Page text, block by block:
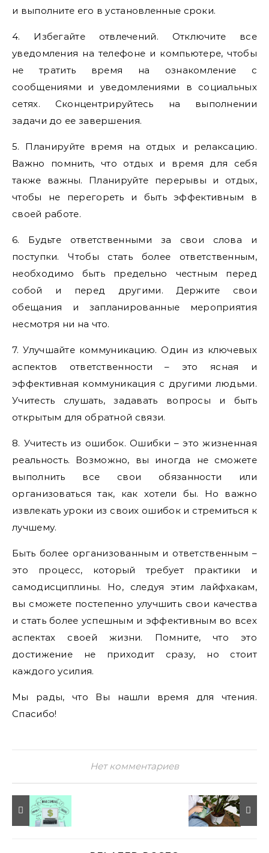
и выполните его в установленные сроки.
4. Избегайте отвлечений. Отключите все
уведомления на телефоне и компьютере, чтобы
не тратить время на ознакомление с
сообщениями и уведомлениями в социальных
сетях. Сконцентрируйтесь на выполнении
задачи до ее завершения.
5. Планируйте время на отдых и релаксацию.
Важно помнить, что отдых и время для себя
также важны. Планируйте перерывы и отдых,
чтобы не перегореть и быть эффективным в
своей работе.
6. Будьте ответственными за свои слова и
поступки. Чтобы стать более ответственным,
необходимо быть предельно честным перед
собой и перед другими. Держите свои
обещания и запланированные мероприятия
несмотря ни на что.
7. Улучшайте коммуникацию. Один из ключевых
аспектов ответственности – это ясная и
эффективная коммуникация с другими людьми.
Учитесть слушать, задавать вопросы и быть
открытым для обратной связи.
8. Учитесть из ошибок. Ошибки – это жизненная
реальность. Возможно, вы иногда не сможете
выполнить все свои обязанности или
организоваться так, как хотели бы. Но важно
извлекать уроки из своих ошибок и стремиться к
лучшему.
Быть более организованным и ответственным –
это процесс, который требует практики и
самодисциплины. Но, следуя этим лайфхакам,
вы сможете постепенно улучшить свои качества
и стать более успешным и эффективным во всех
аспектах своей жизни. Помните, что это
достижение не приходит сразу, но стоит
каждого усилия.
Мы рады, что Вы нашли время для чтения.
Спасибо!
Нет комментариев